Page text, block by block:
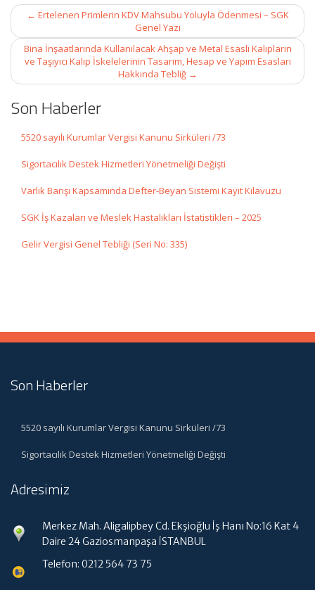
Post
navigation
← Ertelenen Primlerin KDV Mahsubu Yoluyla Ödenmesi – SGK
Genel Yazı
Bina İnşaatlarında Kullanılacak Ahşap ve Metal Esaslı Kalıpların
ve Taşıyıcı Kalıp İskelelerinin Tasarım, Hesap ve Yapım Esasları
Hakkında Tebliğ →
Son Haberler
5520 sayılı Kurumlar Vergisi Kanunu Sirküleri /73
Sigortacılık Destek Hizmetleri Yönetmeliği Değişti
Varlık Barışı Kapsamında Defter-Beyan Sistemi Kayıt Kılavuzu
SGK İş Kazaları ve Meslek Hastalıkları İstatistikleri – 2025
Gelir Vergisi Genel Tebliği (Seri No: 335)
Son Haberler
5520 sayılı Kurumlar Vergisi Kanunu Sirküleri /73
Sigortacılık Destek Hizmetleri Yönetmeliği Değişti
Adresimiz
Merkez Mah. Aligalipbey Cd. Ekşioğlu İş Hanı No:16 Kat 4
Daire 24 Gaziosmanpaşa İSTANBUL
Telefon: 0212 564 73 75